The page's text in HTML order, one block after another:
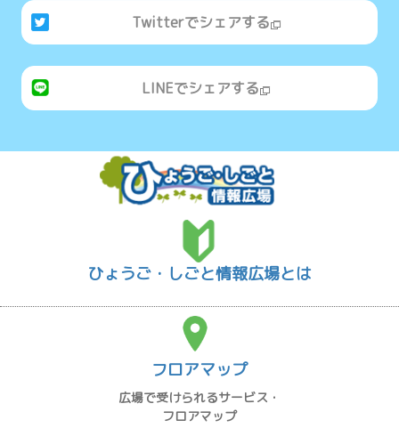
Twitterでシェアする
LINEでシェアする
ひょうご・しごと情報広場とは
フロアマップ
広場で受けられるサービス・
フロアマップ